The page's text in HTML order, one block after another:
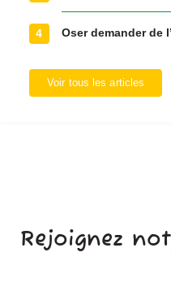
4 Oser demander de
Voir tous les articles
Rejoignez